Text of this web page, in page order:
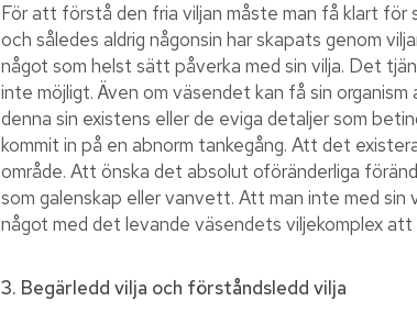
För att förstå den fria viljan måste man få klart
och således aldrig någonsin har skapats genom
något som helst sätt påverka med sin vilja. Det
inte möjligt. Även om väsendet kan få sin
denna sin existens eller de eviga detaljer som
kommit in på en abnorm tankegång. Att det
område. Att önska det absolut oföränderliga
som galenskap eller vanvett. Att man inte med sin
något med det levande väsendets viljekomplex
3. Begärledd vilja och förståndsledd vilja